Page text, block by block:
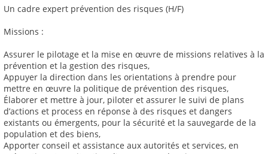
Un cadre expert prévention des risques (H/F)
Missions :
Assurer le pilotage et la mise en œuvre de missions relatives à la
prévention et la gestion des risques,
Appuyer la direction dans les orientations à prendre pour
mettre en œuvre la politique de prévention des risques,
Élaborer et mettre à jour, piloter et assurer le suivi de plans
d’actions et process en réponse à des risques et dangers
existants ou émergents, pour la sécurité et la sauvegarde de la
population et des biens,
Apporter conseil et assistance aux autorités et services, en